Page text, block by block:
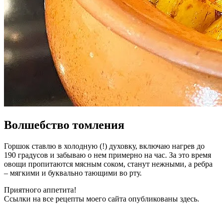
Волшебство томления
Горшок ставлю в холодную (!) духовку, включаю нагрев до
190 градусов и забываю о нем примерно на час. За это время
овощи пропитаются мясным соком, станут нежными, а ребра
– мягкими и буквально тающими во рту.
Приятного аппетита!
Ссылки на все рецепты моего сайта опубликованы здесь.